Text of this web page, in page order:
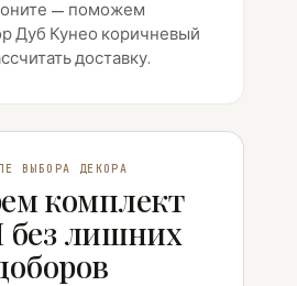
— поможем
Дуб Кунео коричневый
доставку.
ВЫБОРА ДЕКОРА
комплект
лишних